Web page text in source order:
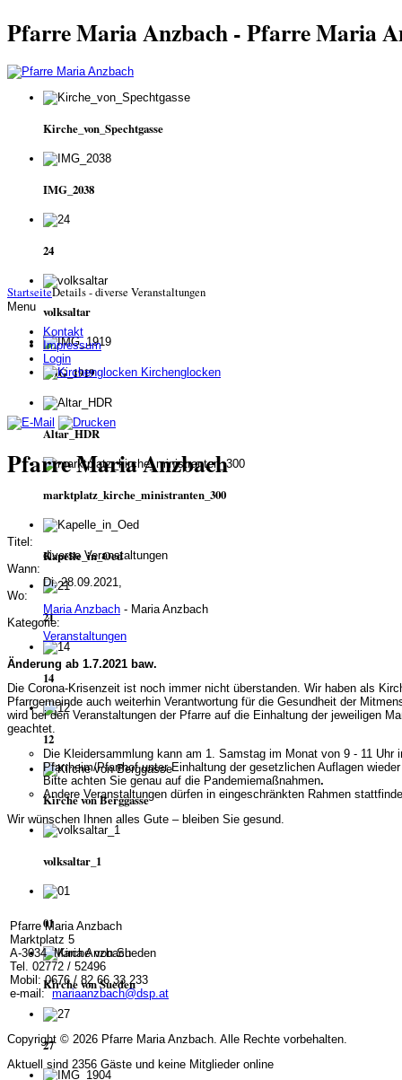
Pfarre Maria Anzbach - Pfarre Maria
Kirche_von_Spechtgasse
IMG_2038
24
volksaltar
IMG_1919
Altar_HDR
marktplatz_kirche_ministranten_300
Kapelle_in_Oed
21
14
12
Kirche von Berggasse
volksaltar_1
01
Kirche von Sueden
27
StartseiteDetails - diverse Veranstaltungen
Menu
Kontakt
Impressum
Login
Kirchenglocken
Pfarre Maria Anzbach
Titel:
diverse Veranstaltungen
Wann:
Di, 28.09.2021,
Wo:
Maria Anzbach - Maria Anzbach
Kategorie:
Veranstaltungen
Änderung ab 1.7.2021 baw.
Die Corona-Krisenzeit ist noch immer nicht überstanden. Wir haben als
Pfarrgemeinde auch weiterhin Verantwortung für die Gesundheit der
wird bei den Veranstaltungen der Pfarre auf die Einhaltung der jeweiligen
geachtet.
Die Kleidersammlung kann am 1. Samstag im Monat von 9 - 11 Uhr
Pfarrheim/Pfarrhof unter Einhaltung der gesetzlichen Auflagen
Bitte achten Sie genau auf die Pandemiemaßnahmen.
Andere Veranstaltungen dürfen in eingeschränkten Rahmen
Wir wünschen Ihnen alles Gute – bleiben Sie gesund.
Pfarre Maria Anzbach
Marktplatz 5
A-3034 Maria Anzbach
Tel. 02772 / 52496
Mobil: 0676 / 82 66 33 233
e-mail: mariaanzbach@dsp.at
Copyright © 2026 Pfarre Maria Anzbach. Alle Rechte vorbehalten.
Aktuell sind 2356 Gäste und keine Mitglieder online